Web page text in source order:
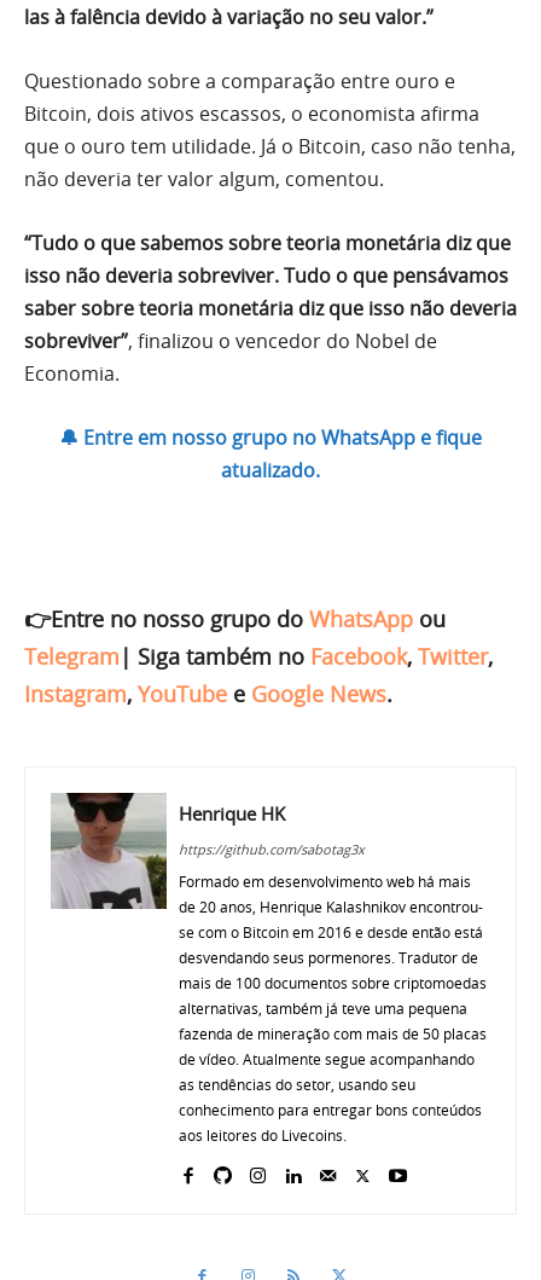
las à falência devido à variação no seu valor.”
Questionado sobre a comparação entre ouro e
Bitcoin, dois ativos escassos, o economista afirma
que o ouro tem utilidade. Já o Bitcoin, caso não tenha,
não deveria ter valor algum, comentou.
“Tudo o que sabemos sobre teoria monetária diz que
isso não deveria sobreviver. Tudo o que pensávamos
saber sobre teoria monetária diz que isso não deveria
sobreviver”, finalizou o vencedor do Nobel de
Economia.
🔔 Entre em nosso grupo no WhatsApp e fique
atualizado.
👉Entre no nosso grupo do WhatsApp ou
Telegram | Siga também no Facebook, Twitter,
Instagram, YouTube e Google News.
Henrique HK
https://github.com/sabotag3x
Formado em desenvolvimento web há mais
de 20 anos, Henrique Kalashnikov encontrou-
se com o Bitcoin em 2016 e desde então está
desvendando seus pormenores. Tradutor de
mais de 100 documentos sobre criptomoedas
alternativas, também já teve uma pequena
fazenda de mineração com mais de 50 placas
de vídeo. Atualmente segue acompanhando
as tendências do setor, usando seu
conhecimento para entregar bons conteúdos
aos leitores do Livecoins.